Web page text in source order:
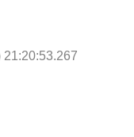
21:20:53.267